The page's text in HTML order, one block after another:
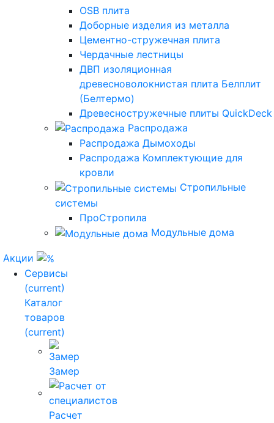
OSB плита
Доборные изделия из металла
Цементно-стружечная плита
Чердачные лестницы
ДВП изоляционная
древесноволокнистая плита Белплит
(Белтермо)
Древесностружечные плиты QuickDeck
Распродажа
Распродажа Дымоходы
Распродажа Комплектующие для
кровли
Стропильные
системы
ПроСтропила
Модульные дома
Акции
Сервисы
(current)
Каталог
товаров
(current)
Замер
Расчет